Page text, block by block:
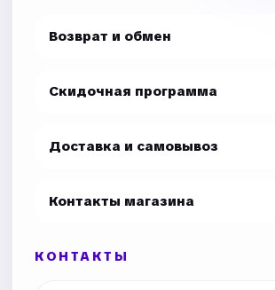
Возврат и обмен
Скидочная программа
Доставка и самовывоз
Контакты магазина
КОНТАКТЫ